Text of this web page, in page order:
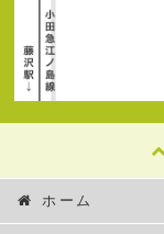
ホーム